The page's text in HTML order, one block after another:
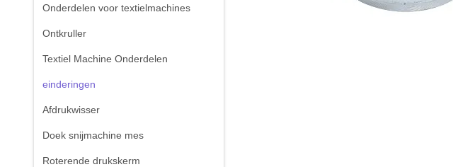
Onderdelen voor textielmachines
Ontkruller
Textiel Machine Onderdelen
einderingen
Afdrukwisser
Doek snijmachine mes
Roterende drukskerm